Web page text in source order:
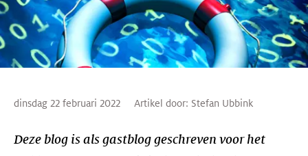
dinsdag 22 februari 2022 Artikel door: Stefan Ubbink
Deze blog is als gastblog geschreven voor het